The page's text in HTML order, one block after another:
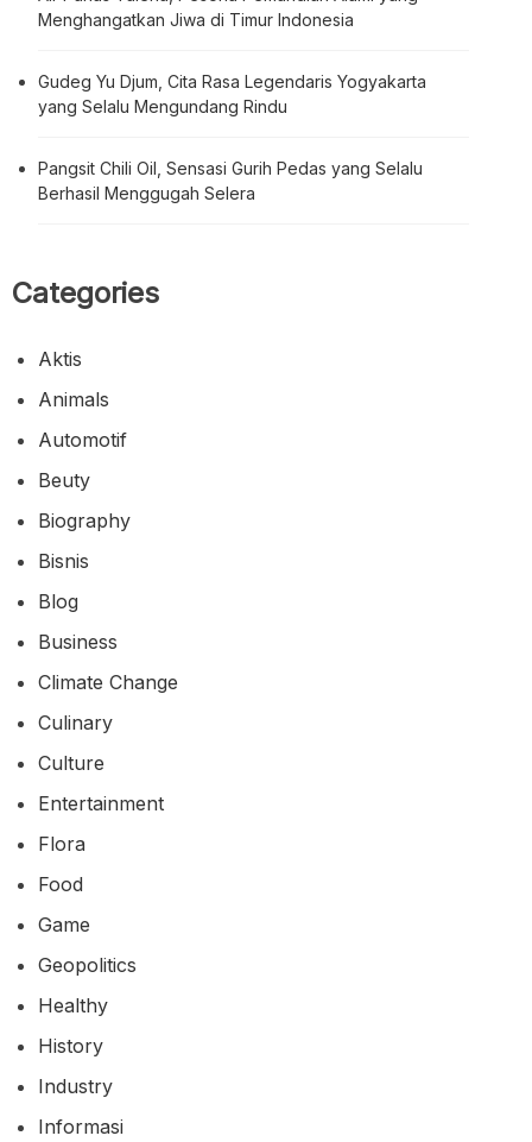
Menghangatkan Jiwa di Timur Indonesia
Gudeg Yu Djum, Cita Rasa Legendaris Yogyakarta
yang Selalu Mengundang Rindu
Pangsit Chili Oil, Sensasi Gurih Pedas yang Selalu
Berhasil Menggugah Selera
Categories
Aktis
Animals
Automotif
Beuty
Biography
Bisnis
Blog
Business
Climate Change
Culinary
Culture
Entertainment
Flora
Food
Game
Geopolitics
Healthy
History
Industry
Informasi